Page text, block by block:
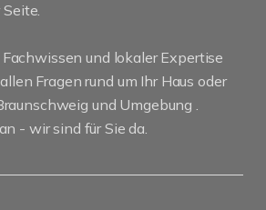
und lokaler Expertise
Fragen rund um Ihr Haus oder
und Umgebung .
- wir sind für Sie da.